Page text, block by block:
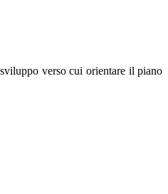
verso cui orientare il piano